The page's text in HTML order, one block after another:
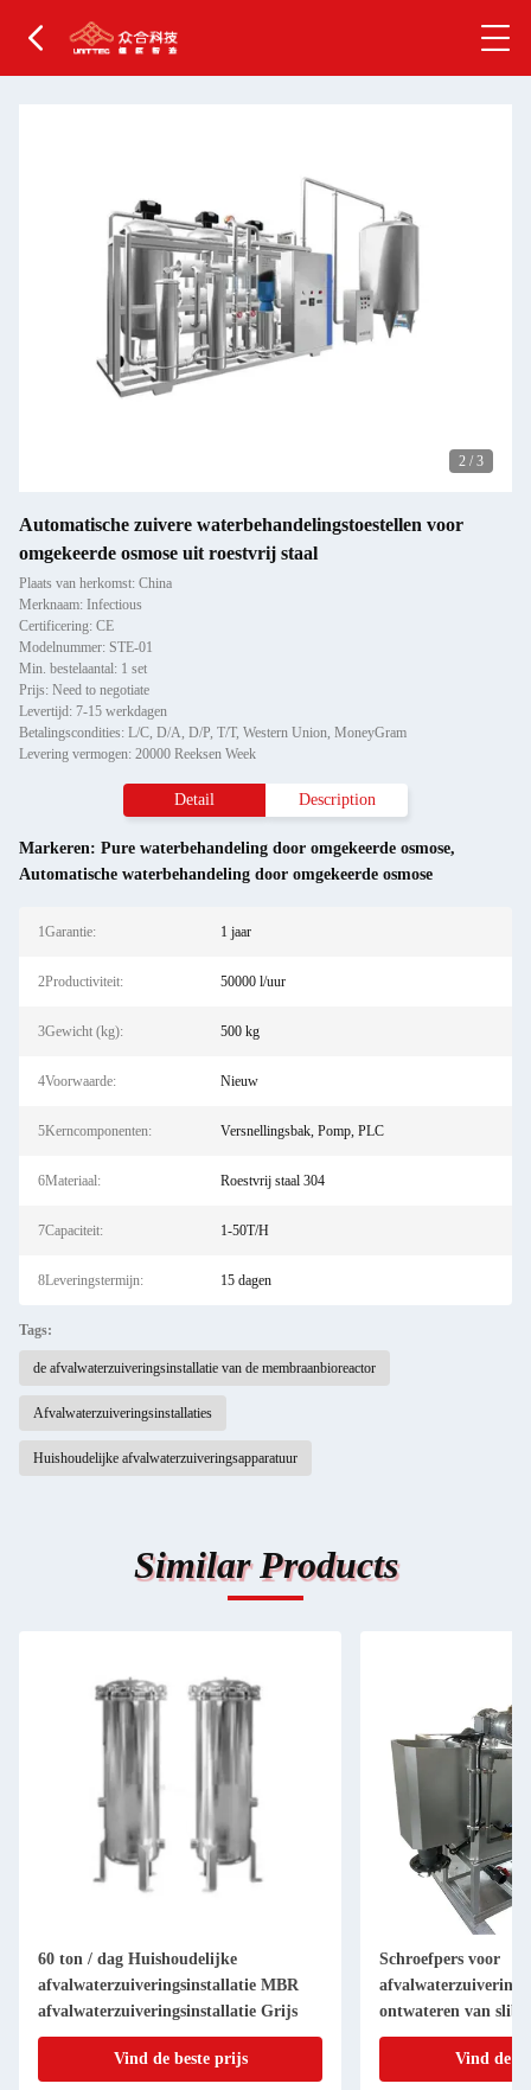
2 / 3
Automatische zuivere waterbehandelingstoestellen voor
omgekeerde osmose uit roestvrij staal
Plaats van herkomst: China
Merknaam: Infectious
Certificering: CE
Modelnummer: STE-01
Min. bestelaantal: 1 set
Prijs: Need to negotiate
Levertijd: 7-15 werkdagen
Betalingscondities: L/C, D/A, D/P, T/T, Western Union, MoneyGram
Levering vermogen: 20000 Reeksen Week
Detail Description
Markeren: Pure waterbehandeling door omgekeerde osmose,
Automatische waterbehandeling door omgekeerde osmose
1Garantie: 1 jaar
2Productiviteit: 50000 l/uur
3Gewicht (kg): 500 kg
4Voorwaarde: Nieuw
5Kerncomponenten: Versnellingsbak, Pomp, PLC
6Materiaal: Roestvrij staal 304
7Capaciteit: 1-50T/H
8Leveringstermijn: 15 dagen
Tags:
de afvalwaterzuiveringsinstallatie van de membraanbioreactor
Afvalwaterzuiveringsinstallaties
Huishoudelijke afvalwaterzuiveringsapparatuur
Similar Products
60 ton / dag Huishoudelijke
afvalwaterzuiveringsinstallatie MBR
afvalwaterzuiveringsinstallatie Grijs
Vind de beste prijs
Schroefpers voor
ontwateren van slib
Vind de